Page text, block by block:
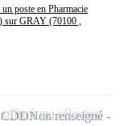
poste en Pharmacie
sur GRAY (70100 ,
CDDNon renseigné
à ma sélection